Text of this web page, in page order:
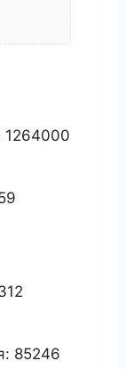
1264000
85246